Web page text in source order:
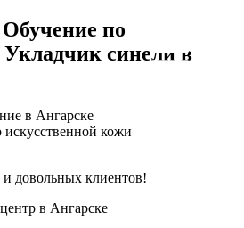
по
синели в
в Ангарске
искусственной кожи
довольных клиентов!
в Ангарске